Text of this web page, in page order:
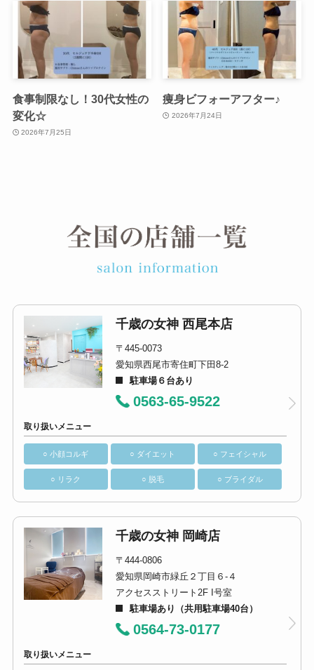
食事制限なし！30代女性の
変化☆
2026年7月25日
痩身ビフォーアフター♪
2026年7月24日
千歳の女神 西尾本店
〒445-0073
愛知県西尾市寄住町下田8-2
駐車場６台あり
0563-65-9522
取り扱いメニュー
○ 小顔コルギ ○ ダイエット ○ フェイシャル
○ リラク ○ 脱毛 ○ ブライダル
千歳の女神 岡崎店
〒444-0806
愛知県岡崎市緑丘２丁目６-４
アクセスストリート2F I号室
駐車場あり（共用駐車場40台）
0564-73-0177
取り扱いメニュー